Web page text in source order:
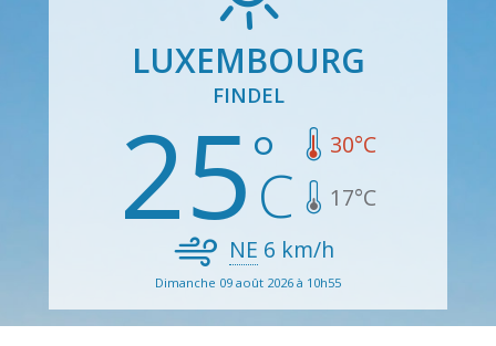
LUXEMBOURG
FINDEL
25 30°C
17°C
NE 6 km/h
Dimanche 09 août 2026 à 10h55